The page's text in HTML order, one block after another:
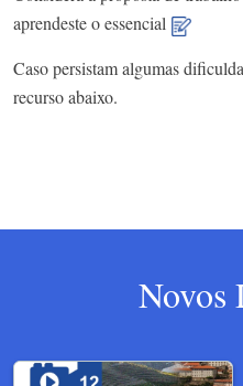
aprendeste o essencial
Caso persistam algumas
recurso abaixo.
Novos